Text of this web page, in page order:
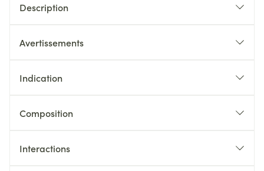
Description
Avertissements
Indication
Composition
Interactions